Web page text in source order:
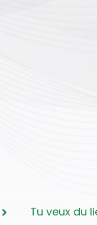
Tu veux du